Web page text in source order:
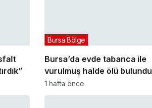
Bursa’da evde tabanca ile
vurulmuş halde ölü bulundu
Bursa Bölge
1 hafta önce